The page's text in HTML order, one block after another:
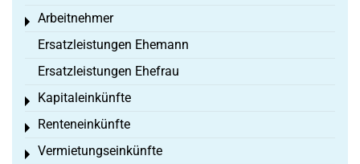
Arbeitnehmer
Toggle menu
Ersatzleistungen Ehemann
Ersatzleistungen Ehefrau
Kapitaleinkünfte
Toggle menu
Renteneinkünfte
Toggle menu
Vermietungseinkünfte
Toggle menu